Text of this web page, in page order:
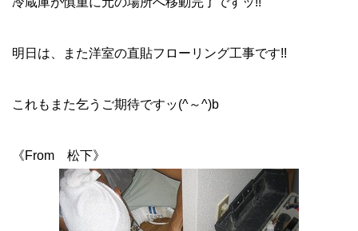
明日は、また洋室の直貼フローリング工事です!!
これもまた乞うご期待ですッ(^～^)b
《From 松下》